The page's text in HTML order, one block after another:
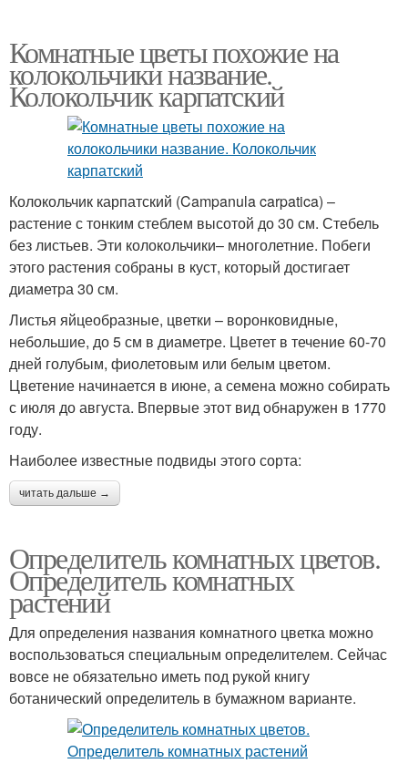
Комнатные цветы похожие на
колокольчики название.
Колокольчик карпатский
Колокольчик карпатский (Campanula carpatica) –
растение с тонким стеблем высотой до 30 см. Стебель
без листьев. Эти колокольчики– многолетние. Побеги
этого растения собраны в куст, который достигает
диаметра 30 см.
Листья яйцеобразные, цветки – воронковидные,
небольшие, до 5 см в диаметре. Цветет в течение 60-70
дней голубым, фиолетовым или белым цветом.
Цветение начинается в июне, а семена можно собирать
с июля до августа. Впервые этот вид обнаружен в 1770
году.
Наиболее известные подвиды этого сорта:
читать дальше →
Определитель комнатных цветов.
Определитель комнатных
растений
Для определения названия комнатного цветка можно
воспользоваться специальным определителем. Сейчас
вовсе не обязательно иметь под рукой книгу
ботанический определитель в бумажном варианте.